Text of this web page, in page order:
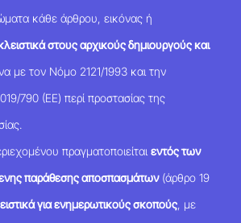
κάθε άρθρου, εικόνας ή
στους αρχικούς δημιουργούς και
με τον Νόμο 2121/1993 και την
790 (ΕΕ) περί προστασίας της
πραγματοποιείταιεντός των
παράθεσης αποσπασμάτων(άρθρο 19
για ενημερωτικούς σκοπούς, με